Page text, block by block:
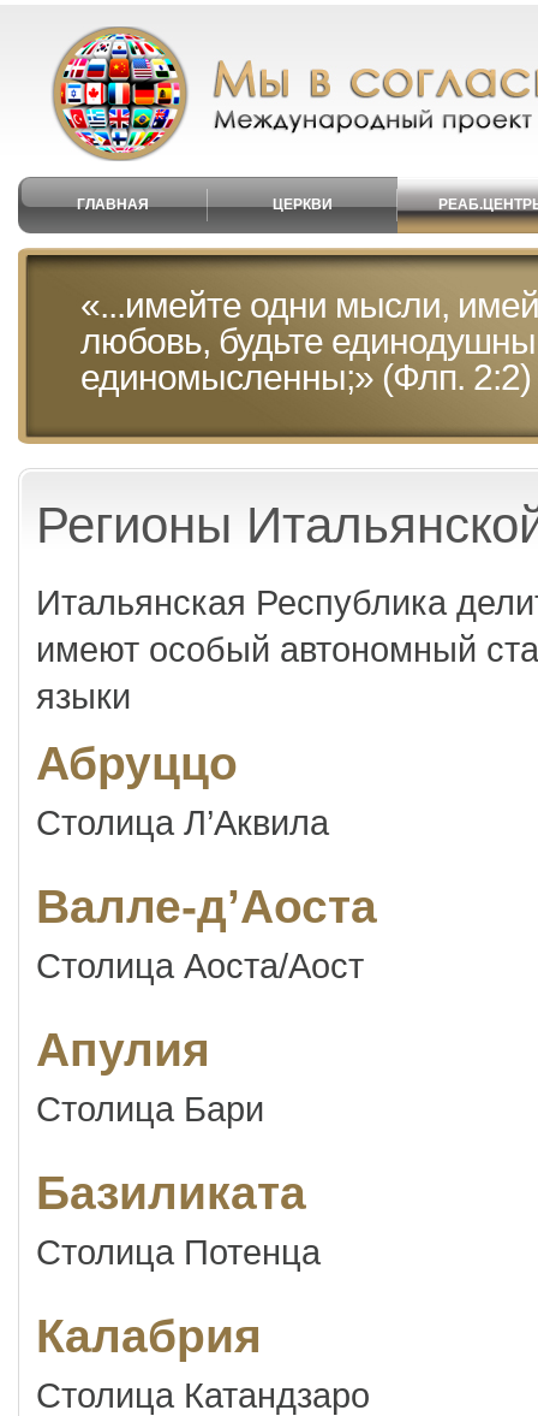
ГЛАВНАЯ ЦЕРКВИ
«...имейте одни мысли,
любовь, будьте
единомысленны;» (Флп. 2:2)
Регионы
Итальянская Республика
имеют особый автономный
языки
Абруццо
Столица Л’Аквила
Валле-д’Аоста
Столица Аоста/Аост
Апулия
Столица Бари
Базиликата
Столица Потенца
Калабрия
Столица Катандзаро